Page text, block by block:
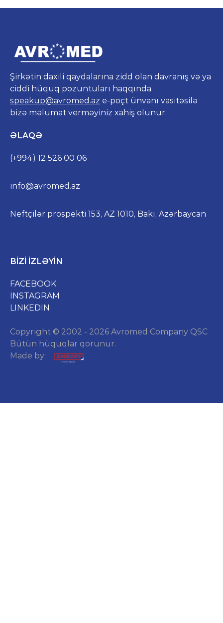
Şirkətin daxili qaydalarına zidd olan davranış və ya
ciddi hüquq pozuntuları haqqında
speakup@avromed.az e-poçt ünvanı vasitəsilə
bizə məlumat verməyiniz xahiş olunur.
ƏLAQƏ
(+994) 12 526 00 06
info@avromed.az
Neftçilər prospekti 153, AZ 1010, Bakı, Azərbaycan
BIZI IZLƏYIN
FACEBOOK
INSTAGRAM
LINKEDIN
Copyright © 2002 - 2026 Avromed Company QSC
Bütün hüquqlar qorunur.
Made by: